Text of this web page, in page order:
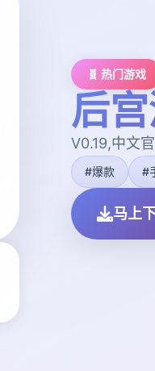
🧬 热门游戏
后
V0.19,中文
#爆款 #
马上